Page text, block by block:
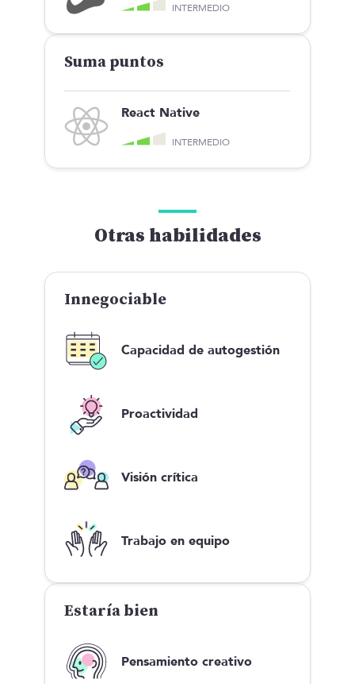
INTERMEDIO
Suma puntos
React Native
INTERMEDIO
Otras habilidades
Innegociable
Capacidad de autogestión
Proactividad
Visión crítica
Trabajo en equipo
Estaría bien
Pensamiento creativo